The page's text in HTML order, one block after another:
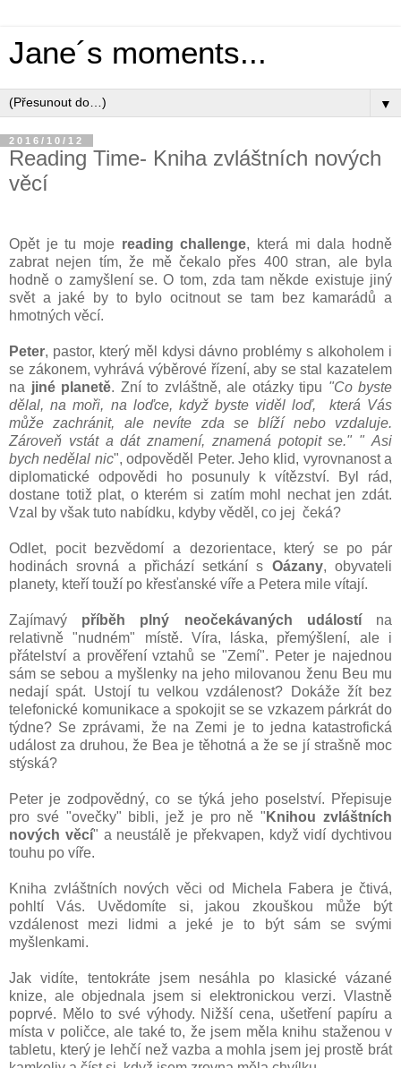
Jane´s moments...
▼
2016/10/12
Reading Time- Kniha zvláštních nových
věcí
Opět je tu moje reading challenge, která mi dala hodně
zabrat nejen tím, že mě čekalo přes 400 stran, ale byla
hodně o zamyšlení se. O tom, zda tam někde existuje jiný
svět a jaké by to bylo ocitnout se tam bez kamarádů a
hmotných věcí.
Peter, pastor, který měl kdysi dávno problémy s alkoholem i
se zákonem, vyhrává výběrové řízení, aby se stal kazatelem
na jiné planetě. Zní to zvláštně, ale otázky tipu "Co byste
dělal, na moři, na loďce, když byste viděl loď, která Vás
může zachránit, ale nevíte zda se blíží nebo vzdaluje.
Zároveň vstát a dát znamení, znamená potopit se." " Asi
bych nedělal nic", odpověděl Peter. Jeho klid, vyrovnanost a
diplomatické odpovědi ho posunuly k vítězství. Byl rád,
dostane totiž plat, o kterém si zatím mohl nechat jen zdát.
Vzal by však tuto nabídku, kdyby věděl, co jej čeká?
Odlet, pocit bezvědomí a dezorientace, který se po pár
hodinách srovná a přichází setkání s Oázany, obyvateli
planety, kteří touží po křesťanské víře a Petera mile vítají.
Zajímavý příběh plný neočekávaných událostí na
relativně "nudném" místě. Víra, láska, přemýšlení, ale i
přátelství a prověření vztahů se "Zemí". Peter je najednou
sám se sebou a myšlenky na jeho milovanou ženu Beu mu
nedají spát. Ustojí tu velkou vzdálenost? Dokáže žít bez
telefonické komunikace a spokojit se se vzkazem párkrát do
týdne? Se zprávami, že na Zemi je to jedna katastrofická
událost za druhou, že Bea je těhotná a že se jí strašně moc
stýská?
Peter je zodpovědný, co se týká jeho poselství. Přepisuje
pro své "ovečky" bibli, jež je pro ně " Knihou zvláštních
nových věcí" a neustálě je překvapen, když vidí dychtivou
touhu po víře.
Kniha zvláštních nových věci od Michela Fabera je čtivá,
pohltí Vás. Uvědomíte si, jakou zkouškou může být
vzdálenost mezi lidmi a jeké je to být sám se svými
myšlenkami.
Jak vidíte, tentokráte jsem nesáhla po klasické vázané
knize, ale objednala jsem si elektronickou verzi. Vlastně
poprvé. Mělo to své výhody. Nižší cena, ušetření papíru a
místa v poličce, ale také to, že jsem měla knihu staženou v
tabletu, který je lehčí než vazba a mohla jsem jej prostě brát